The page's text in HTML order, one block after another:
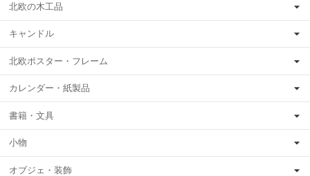
北欧の木工品
キャンドル
北欧ポスター・フレーム
カレンダー・紙製品
書籍・文具
小物
オブジェ・装飾